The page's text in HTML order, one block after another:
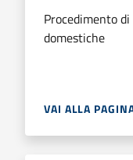
Procedimento
domestiche
VAI ALLA